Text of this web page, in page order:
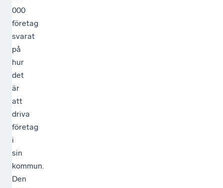
000
företag
svarat
på
hur
det
är
att
driva
företag
i
sin
kommun.
Den